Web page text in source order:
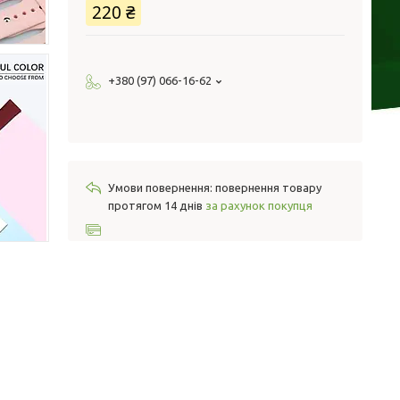
220 ₴
+380 (97) 066-16-62
повернення товару
протягом 14 днів за рахунок покупця